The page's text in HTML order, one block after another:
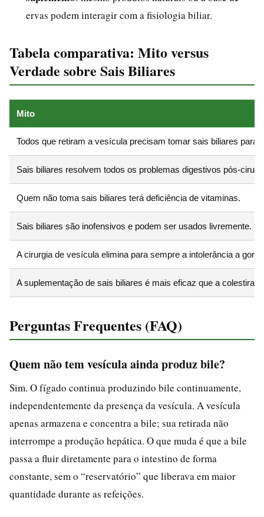
ervas podem interagir com a fisiologia biliar.
Tabela comparativa: Mito versus
Verdade sobre Sais Biliares
Mito
Todos que retiram a vesícula precisam tomar sais biliares para
Sais biliares resolvem todos os problemas digestivos pós-
Quem não toma sais biliares terá deficiência de vitaminas.
Sais biliares são inofensivos e podem ser usados livremente.
A cirurgia de vesícula elimina para sempre a intolerância a
A suplementação de sais biliares é mais eficaz que a
Perguntas Frequentes (FAQ)
Quem não tem vesícula ainda produz bile?
Sim. O fígado continua produzindo bile continuamente,
independentemente da presença da vesícula. A vesícula
apenas armazena e concentra a bile; sua retirada não
interrompe a produção hepática. O que muda é que a bile
passa a fluir diretamente para o intestino de forma
constante, sem o “reservatório” que liberava em maior
quantidade durante as refeições.